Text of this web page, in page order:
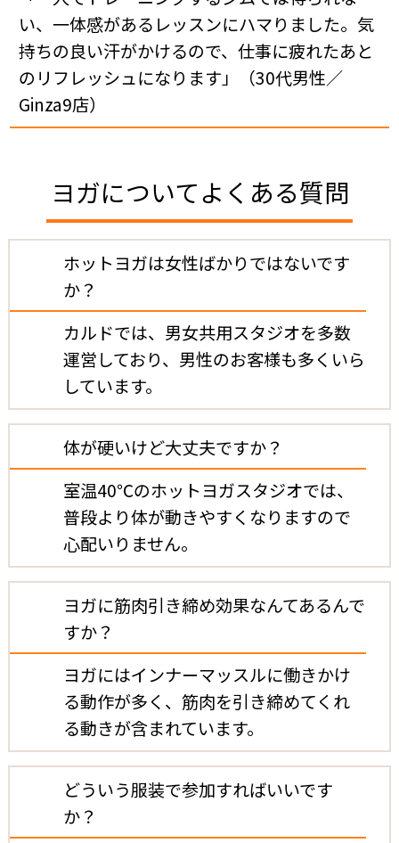
い、一体感があるレッスンにハマりました。気
持ちの良い汗がかけるので、仕事に疲れたあと
のリフレッシュになります」（30代男性／
Ginza9店）
ヨガについてよくある質問
ホットヨガは女性ばかりではないです
か？
カルドでは、男女共用スタジオを多数
運営しており、男性のお客様も多くいら
しています。
体が硬いけど大丈夫ですか？
室温40℃のホットヨガスタジオでは、
普段より体が動きやすくなりますので
心配いりません。
ヨガに筋肉引き締め効果なんてあるんで
すか？
ヨガにはインナーマッスルに働きかけ
る動作が多く、筋肉を引き締めてくれ
る動きが含まれています。
どういう服装で参加すればいいです
か？